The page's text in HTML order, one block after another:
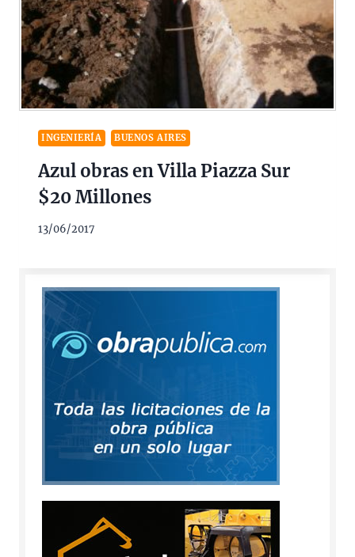
INGENIERÍA BUENOS AIRES
Azul obras en Villa Piazza Sur
$20 Millones
13/06/2017